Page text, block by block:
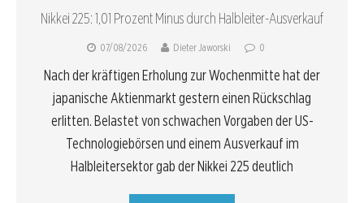
Nikkei 225: 1,01 Prozent Minus durch Halbleiter-Ausverkauf
07/08/2026 Dieter Jaworski 0
Nach der kräftigen Erholung zur Wochenmitte hat der
japanische Aktienmarkt gestern einen Rückschlag
erlitten. Belastet von schwachen Vorgaben der US-
Technologiebörsen und einem Ausverkauf im
Halbleitersektor gab der Nikkei 225 deutlich